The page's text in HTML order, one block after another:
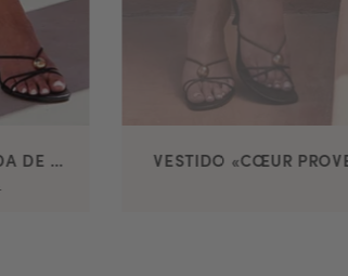
VESTIDO FATALE DE SEDA DE PROVENZA VESTIDO «CŒUR